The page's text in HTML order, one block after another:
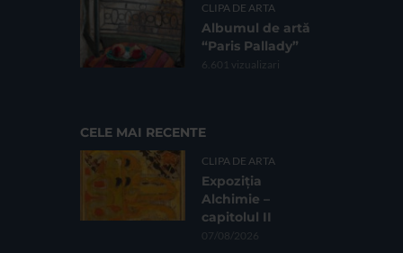
CLIPA DE ARTA
Albumul de artă
“Paris Pallady”
6.601 vizualizari
CELE MAI RECENTE
CLIPA DE ARTA
Expoziția
Alchimie –
capitolul II
07/08/2026